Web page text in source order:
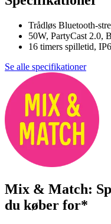
Trådløs Bluetooth-
50W, PartyCast 2.0,
16 timers spilletid,
Se alle specifikationer
Mix & Match:
du køber for*